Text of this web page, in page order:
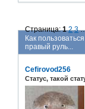
Как
правый руль...
Страница:1 2 3
Cefirovod256
Статус, такой